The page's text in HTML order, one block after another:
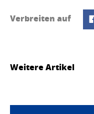
Verbreiten auf
Weitere Artikel